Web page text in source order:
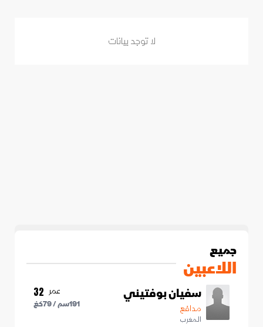
لا توجد بيانات
جميع
اللاعبين
سفيان بوفتيني
مدافع
المغرب
عمر 32
191سم /79كغ